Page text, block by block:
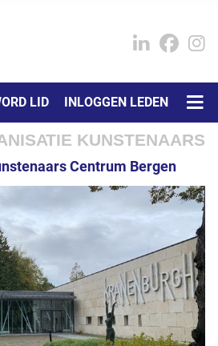
LID INLOGGEN LEDEN
KUNSTENAARS
Centrum Bergen